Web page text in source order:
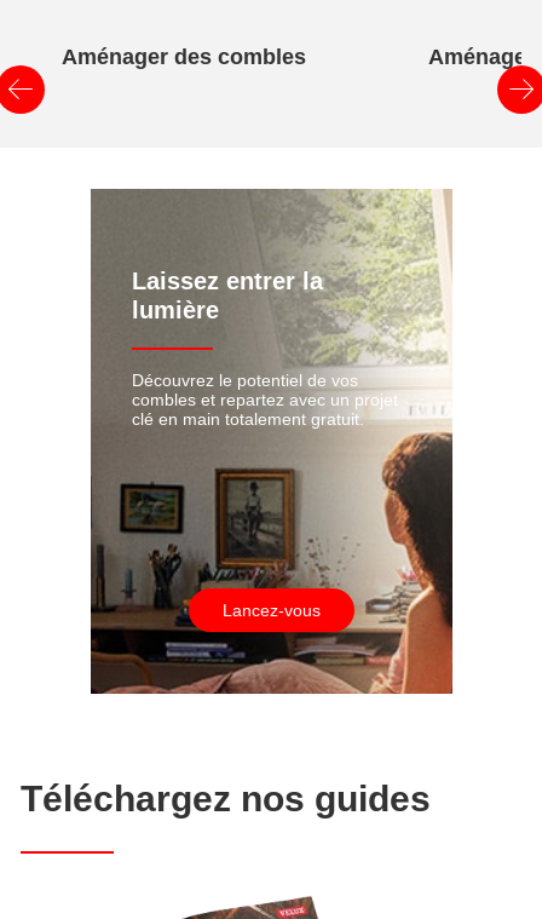
Aménager des combles
Laissez entrer la
lumière
Découvrez le potentiel de vos
combles et repartez avec un projet
clé en main totalement gratuit.
Lancez-vous
Téléchargez nos guides